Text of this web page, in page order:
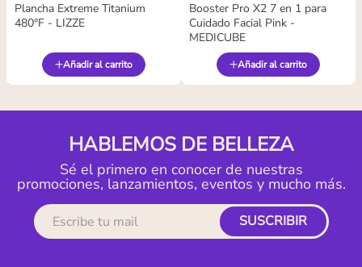
Plancha Extreme Titanium
480°F - LIZZE
Añadir al carrito
Booster Pro X2 7 en 1 para
Cuidado Facial Pink -
MEDICUBE
Añadir al carrito
HABLEMOS DE BELLEZA
Sé el primero en conocer de nuestras
promociones, lanzamientos, eventos y mucho más.
SUSCRIBIR